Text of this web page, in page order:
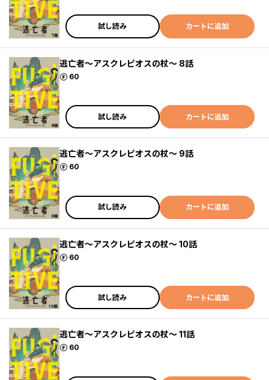
試し読み カートに追加
逃亡者～アスクレピオスの杖～ 8話
60
ポイント
試し読み カートに追加
逃亡者～アスクレピオスの杖～ 9話
60
ポイント
試し読み カートに追加
逃亡者～アスクレピオスの杖～ 10話
60
ポイント
試し読み カートに追加
逃亡者～アスクレピオスの杖～ 11話
60
ポイント